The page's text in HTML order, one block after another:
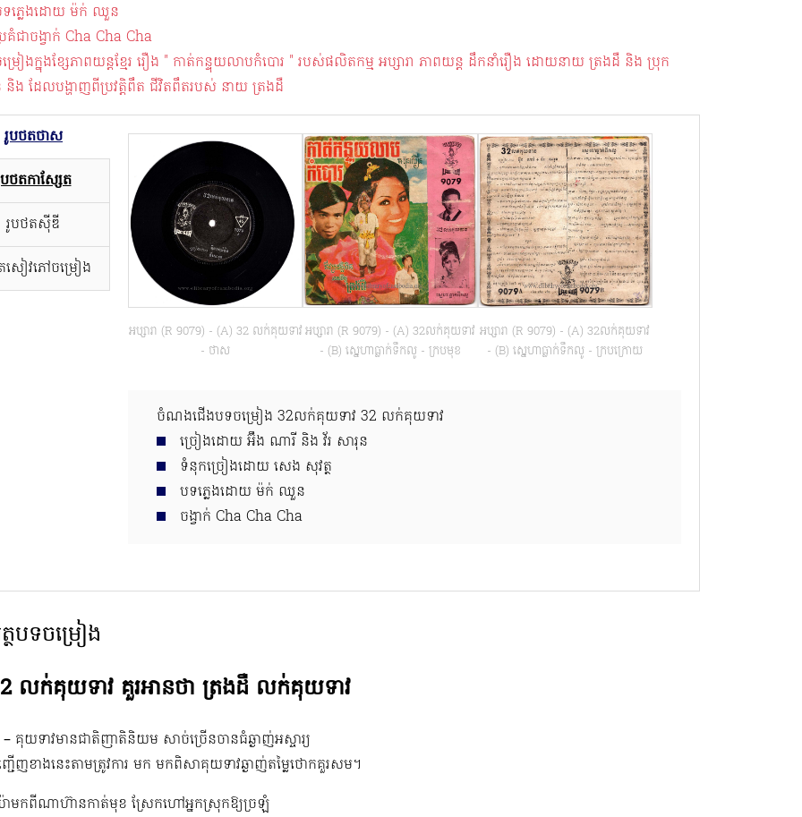
ភ្លេងដោយ ម៉ក់ ឈួន
គំជាចង្វាក់ Cha Cha Cha
រៀងក្នុងខ្សែភាពយន្តខ្មែរ រឿង " កាត់កន្ទុយលាបកំបោរ " របស់ផលិតកម្ម អប្សារា ភាពយន្ត ដឹកនាំរឿង ដោយនាយ ត្រងដឺ និង ប្រុក
និង ដែលបង្ហាញពីប្រវត្តិពឹត ជីវិតពឹតរបស់ នាយ ត្រងដឺ
រូបថតថាស
ថតកាសែ្សត
រូបថតស៊ីឌី
សៀវភៅចម្រៀង
អប្សារា (R 9079) - (A) 32 លក់គុយទាវ
- ថាស
អប្សារា (R 9079) - (A) 32លក់គុយទាវ
- (B) ស្នេហាធ្លាក់ទឹកលូ - ក្របមុខ
អប្សារា (R 9079) - (A) 32លក់គុយទាវ
- (B) ស្នេហាធ្លាក់ទឹកលូ - ក្របក្រោយ
ចំណងជើងបទចម្រៀង 32លក់គុយទាវ 32​ លក់គុយទាវ
ច្រៀងដោយ អ៊ឹង ណារី និង វ័រ សារុន
ទំនុកច្រៀងដោយ សេង សុវត្ថ
បទភ្លេងដោយ ម៉ក់ ឈួន
ចង្វាក់ Cha Cha Cha
ថបទចម្រៀង
លក់គុយទាវ គួរអានថា ត្រងដឺ លក់គុយទាវ
គុយទាវមានជាតិញាតិនិយម​ សាច់ច្រើនចានធំឆ្ងាញ់អស្ចារ្យ
ើញខាងនេះតាមត្រូវការ មក មកពិសាគុយទាវឆ្ងាញ់តម្លៃថោកគួរសម។
ាមកពីណាហ៊ានកាត់មុខ ស្រែកហៅអ្នកស្រុកឱ្យច្រឡំ